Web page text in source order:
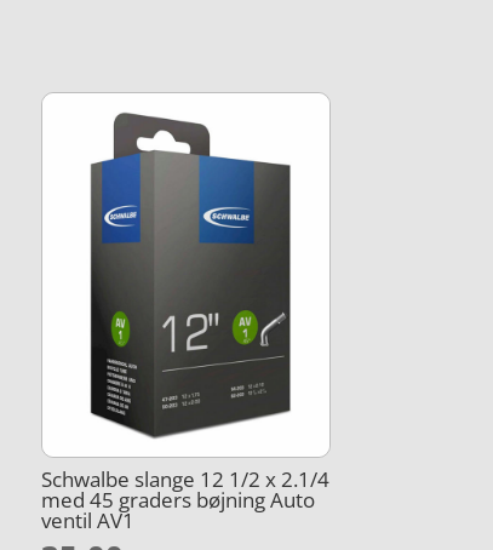
Schwalbe slange 12 1/2 x 2.1/4
med 45 graders bøjning Auto
ventil AV1